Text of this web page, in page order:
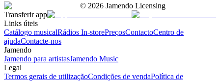
© 2026 Jamendo Licensing
Transferir app
Links úteis
Catálogo musicalRádios In-storePreçosContactoCentro de
ajudaContacte-nos
Jamendo
Jamendo para artistasJamendo Music
Legal
Termos gerais de utilizaçãoCondições de vendaPolítica de